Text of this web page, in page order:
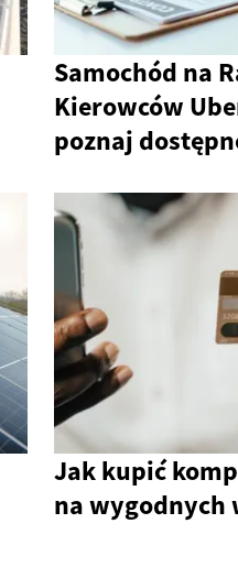
Samochód na
Kierowców
poznaj
Jak kupić
na wygodnych